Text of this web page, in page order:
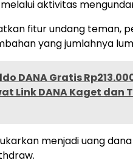
aktivitas
fitur undang teman,
yang jumlahnya
DANA Gratis
Link DANA Kaget dan
menjadi uang